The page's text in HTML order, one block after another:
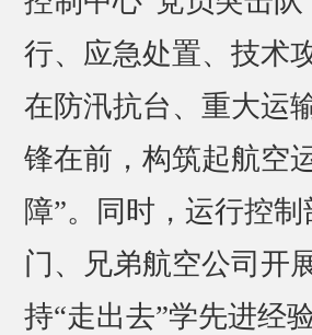
行、应急处置、技术
在防汛抗台、重大运
锋在前，构筑起航空
障”。同时，运行控
门、兄弟航空公司开
持“走出去”学先进经